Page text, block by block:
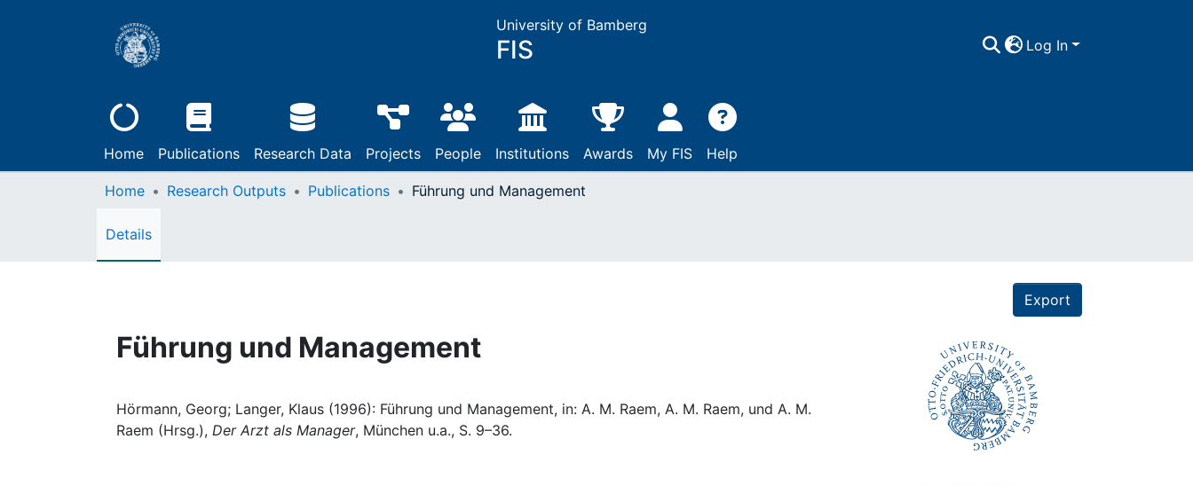
University of Bamberg
FIS Log In
Home Publications Research Data Projects People Institutions Awards My FIS Help
Home Research Outputs Publications Führung und Management
Details
Export
Führung und Management
Hörmann, Georg; Langer, Klaus (1996): Führung und Management, in: A. M. Raem, A. M. Raem, und A. M.
Raem (Hrsg.), Der Arzt als Manager, München u.a., S. 9–36.